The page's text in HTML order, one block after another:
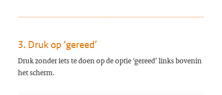
3. Druk op ‘gereed’
Druk zonder iets te doen op de optie ‘gereed’ links bovenin
het scherm.